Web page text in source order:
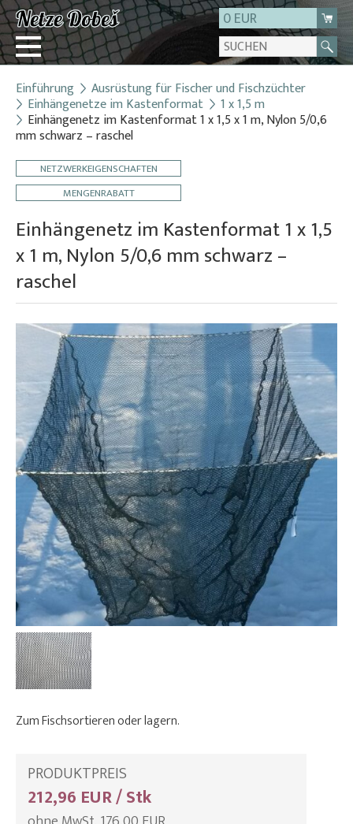
0 EUR
Login
Registrierung
Kontakt
Einführung Ausrüstung für Fischer und Fischzüchter
Einhängenetze im Kastenformat 1 x 1,5 m
Einhängenetz im Kastenformat 1 x 1,5 x 1 m, Nylon 5/0,6
mm schwarz – raschel
NETZWERKEIGENSCHAFTEN
MENGENRABATT
Einhängenetz im Kastenformat 1 x 1,5
x 1 m, Nylon 5/0,6 mm schwarz –
raschel
Zum Fischsortieren oder lagern.
PRODUKTPREIS
212,96 EUR / Stk